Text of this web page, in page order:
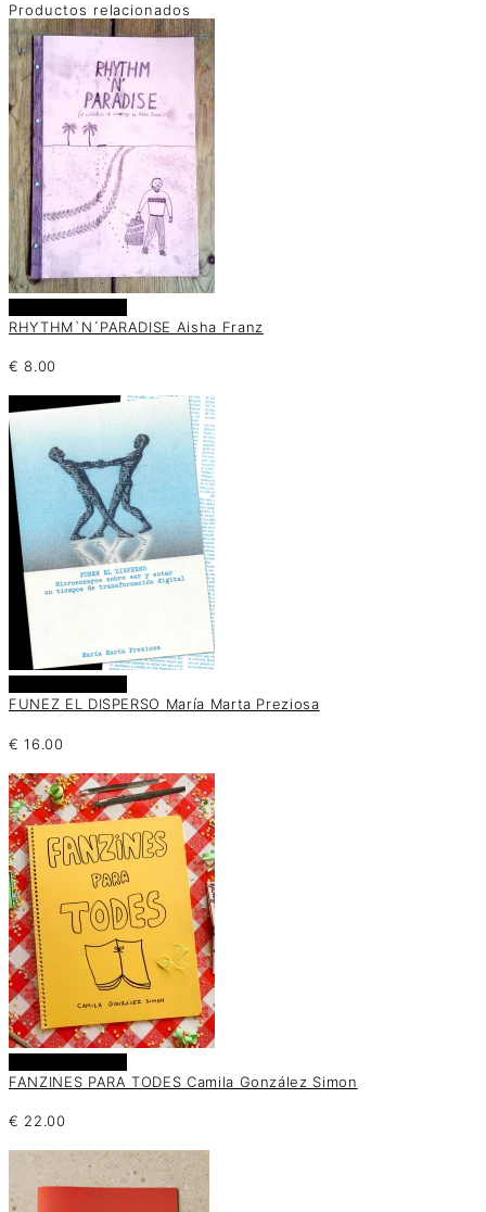
Productos relacionados
RHYTHM`N´PARADISE Aisha Franz
€ 8.00
FUNEZ EL DISPERSO María Marta Preziosa
€ 16.00
FANZINES PARA TODES Camila González Simon
€ 22.00